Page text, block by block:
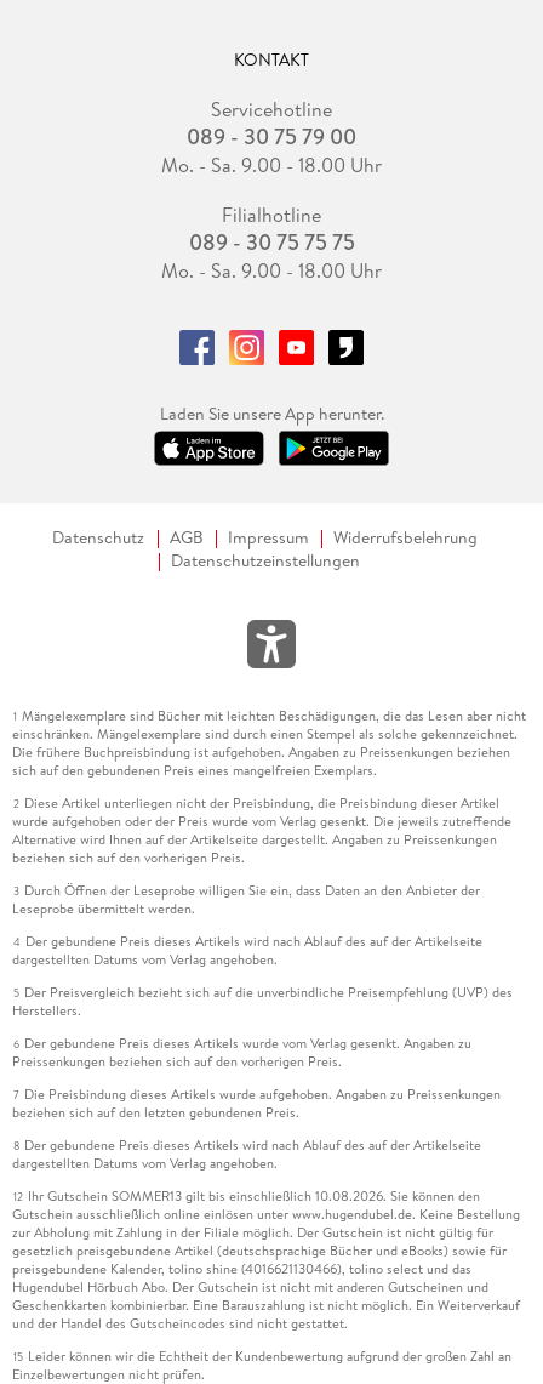
KONTAKT
Servicehotline
089 - 30 75 79 00
Mo. - Sa. 9.00 - 18.00 Uhr
Filialhotline
089 - 30 75 75 75
Mo. - Sa. 9.00 - 18.00 Uhr
Laden Sie unsere App herunter.
Datenschutz AGB Impressum
Widerrufsbelehrung
Datenschutzeinstellungen
1 Mängelexemplare sind Bücher mit leichten Beschädigungen, die das Lesen aber nicht
einschränken. Mängelexemplare sind durch einen Stempel als solche gekennzeichnet.
Die frühere Buchpreisbindung ist aufgehoben. Angaben zu Preissenkungen beziehen
sich auf den gebundenen Preis eines mangelfreien Exemplars.
2 Diese Artikel unterliegen nicht der Preisbindung, die Preisbindung dieser Artikel
wurde aufgehoben oder der Preis wurde vom Verlag gesenkt. Die jeweils zutreffende
Alternative wird Ihnen auf der Artikelseite dargestellt. Angaben zu Preissenkungen
beziehen sich auf den vorherigen Preis.
3 Durch Öffnen der Leseprobe willigen Sie ein, dass Daten an den Anbieter der
Leseprobe übermittelt werden.
4 Der gebundene Preis dieses Artikels wird nach Ablauf des auf der Artikelseite
dargestellten Datums vom Verlag angehoben.
5 Der Preisvergleich bezieht sich auf die unverbindliche Preisempfehlung (UVP) des
Herstellers.
6 Der gebundene Preis dieses Artikels wurde vom Verlag gesenkt. Angaben zu
Preissenkungen beziehen sich auf den vorherigen Preis.
7 Die Preisbindung dieses Artikels wurde aufgehoben. Angaben zu Preissenkungen
beziehen sich auf den letzten gebundenen Preis.
8 Der gebundene Preis dieses Artikels wird nach Ablauf des auf der Artikelseite
dargestellten Datums vom Verlag angehoben.
12 Ihr Gutschein SOMMER13 gilt bis einschließlich 10.08.2026. Sie können den
Gutschein ausschließlich online einlösen unter www.hugendubel.de. Keine Bestellung
zur Abholung mit Zahlung in der Filiale möglich. Der Gutschein ist nicht gültig für
gesetzlich preisgebundene Artikel (deutschsprachige Bücher und eBooks) sowie für
preisgebundene Kalender, tolino shine (4016621130466), tolino select und das
Hugendubel Hörbuch Abo. Der Gutschein ist nicht mit anderen Gutscheinen und
Geschenkkarten kombinierbar. Eine Barauszahlung ist nicht möglich. Ein Weiterverkauf
und der Handel des Gutscheincodes sind nicht gestattet.
15 Leider können wir die Echtheit der Kundenbewertung aufgrund der großen Zahl an
Einzelbewertungen nicht prüfen.